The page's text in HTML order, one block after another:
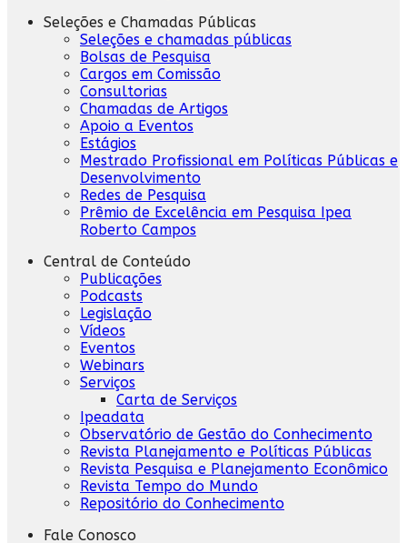
Seleções e Chamadas Públicas
Seleções e chamadas públicas
Bolsas de Pesquisa
Cargos em Comissão
Consultorias
Chamadas de Artigos
Apoio a Eventos
Estágios
Mestrado Profissional em Políticas Públicas e
Desenvolvimento
Redes de Pesquisa
Prêmio de Excelência em Pesquisa Ipea
Roberto Campos
Central de Conteúdo
Publicações
Podcasts
Legislação
Vídeos
Eventos
Webinars
Serviços
Carta de Serviços
Ipeadata
Observatório de Gestão do Conhecimento
Revista Planejamento e Políticas Públicas
Revista Pesquisa e Planejamento Econômico
Revista Tempo do Mundo
Repositório do Conhecimento
Fale Conosco